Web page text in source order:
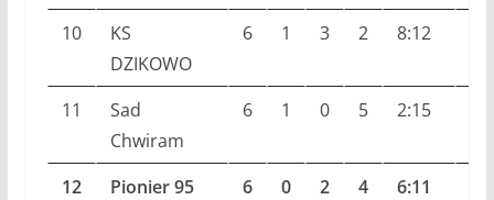
10
KS
DZIKOWO
6 1 3 2 8:12
11
Sad
Chwiram
6 1 0 5 2:15
12
Pionier 95
6 0 2 4 6:11